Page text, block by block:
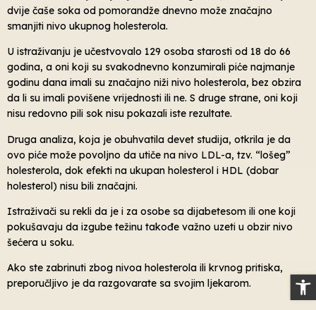
dvije čaše soka od pomorandže dnevno može značajno
smanjiti nivo ukupnog holesterola.
U istraživanju je učestvovalo 129 osoba starosti od 18 do 66
godina, a oni koji su svakodnevno konzumirali piće najmanje
godinu dana imali su značajno niži nivo holesterola, bez obzira
da li su imali povišene vrijednosti ili ne. S druge strane, oni koji
nisu redovno pili sok nisu pokazali iste rezultate.
Druga analiza, koja je obuhvatila devet studija, otkrila je da
ovo piće može povoljno da utiče na nivo LDL-a, tzv. “lošeg”
holesterola, dok efekti na ukupan holesterol i HDL (dobar
holesterol) nisu bili značajni.
Istraživači su rekli da je i za osobe sa dijabetesom ili one koji
pokušavaju da izgube težinu takođe važno uzeti u obzir nivo
šećera u soku.
Ako ste zabrinuti zbog nivoa holesterola ili krvnog pritiska,
preporučljivo je da razgovarate sa svojim ljekarom.